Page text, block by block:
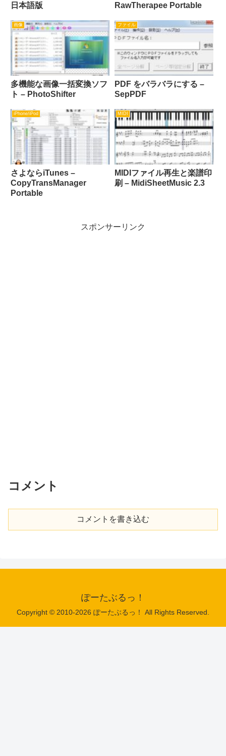
日本語版
RawTherapee Portable
画像
多機能な画像一括変換ソフ
ト – PhotoShifter
ファイル
PDF をバラバラにする –
SepPDF
iPhone/iPod
さよならiTunes –
CopyTransManager
Portable
MIDI
MIDIファイル再生と楽譜印
刷 – MidiSheetMusic 2.3
スポンサーリンク
コメント
コメントを書き込む
ぽーたぶるっ！
Copyright © 2010-2026 ぽーたぶるっ！ All Rights Reserved.